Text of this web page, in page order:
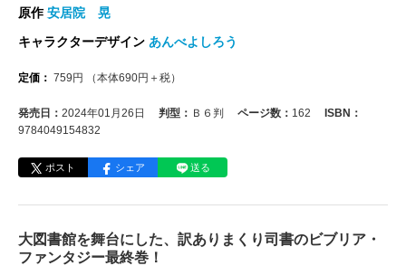
原作安居院 晃
キャラクターデザイン あんべよしろう
定価： 759 円 （本体690円＋税）
発売日： 2024年01月26日 判型： Ｂ６判 ページ数： 162
ISBN：
9784049154832
ポスト シェア 送る
大図書館を舞台にした、訳ありまくり司書のビブリア・
ファンタジー最終巻！